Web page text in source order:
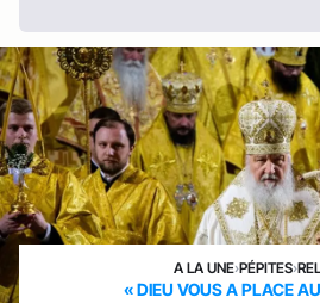
A LA UNE›PÉPITES›
« DIEU VOUS A PLACE